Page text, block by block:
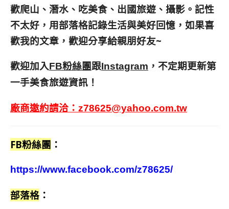
歡爬山、潛水、吃美食、出國旅遊、攝影。 記性
不太好，用部落格記錄生活與美好回憶， 如果喜
歡我的文章，歡迎分享給親朋好友~
歡迎加入FB粉絲團跟Instagram ，不定期更新第
一手美食旅遊資訊！
廠商邀約請洽： z78625@yahoo.com.tw
FB粉絲團 ：
https://www.facebook.com/z78625/
部落格 ：